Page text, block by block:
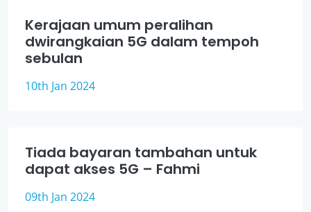
Kerajaan umum peralihan
dwirangkaian 5G dalam tempoh
sebulan
10th Jan 2024
Tiada bayaran tambahan untuk
dapat akses 5G – Fahmi
09th Jan 2024